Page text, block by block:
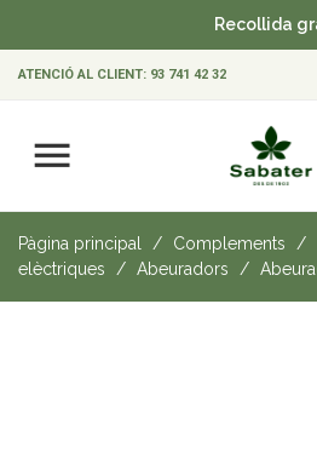
Recollida
ATENCIÓ AL CLIENT: 93 741 42 32
Pàgina principal Complements
elèctriques
Abeuradors